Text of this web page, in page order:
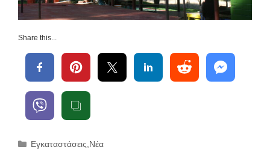
Share this...
Κατηγορίες
Εγκαταστάσεις Νέα